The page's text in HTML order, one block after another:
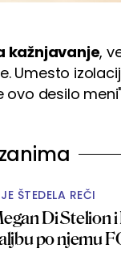
kažnjavanje,
Umesto
ovo desilo
ŠTEDELA REČI
Di Stelion
po njemu